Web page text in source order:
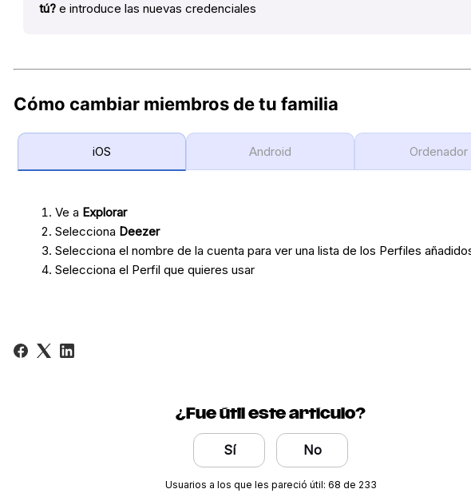
tú?e introduce las nuevas credenciales
Cómo cambiar miembros de tu familia
iOS Android Ordenador
Ve a Explorar
Selecciona Deezer
Selecciona el nombre de la cuenta para ver una lista de los Perfiles
Selecciona el Perfil que quieres usar
¿Fue útil este artículo?
Sí No
Usuarios a los que les pareció útil: 68 de 233